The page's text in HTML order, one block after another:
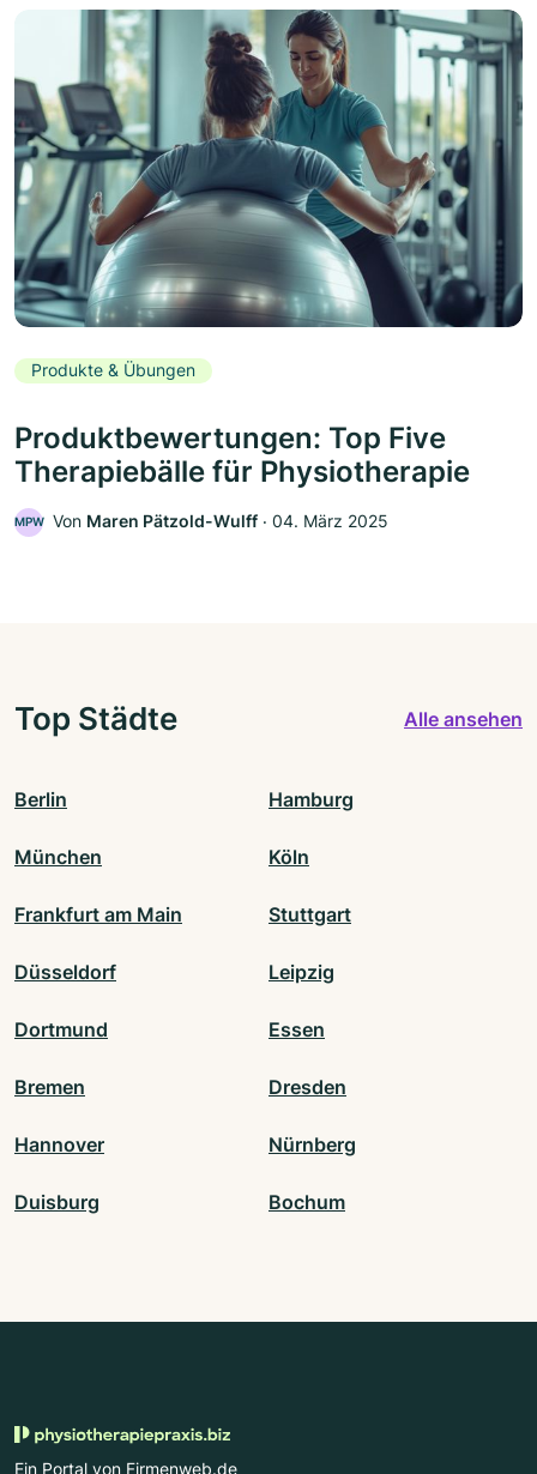
Produkte & Übungen
Produktbewertungen: Top Five
Therapiebälle für Physiotherapie
MPW Von Maren Pätzold-Wulff ‧ 04. März 2025
Top Städte Alle ansehen
Berlin Hamburg
München Köln
Frankfurt am Main Stuttgart
Düsseldorf Leipzig
Dortmund Essen
Bremen Dresden
Hannover Nürnberg
Duisburg Bochum
Ein Portal von Firmenweb.de